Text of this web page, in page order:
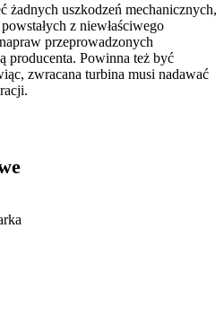
żadnych uszkodzeń mechanicznych,
z niewłaściwego
przeprowadzonych
producenta. Powinna też być
zwracana turbina musi nadawać